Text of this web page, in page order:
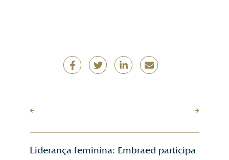
Liderança feminina: Embraed participa